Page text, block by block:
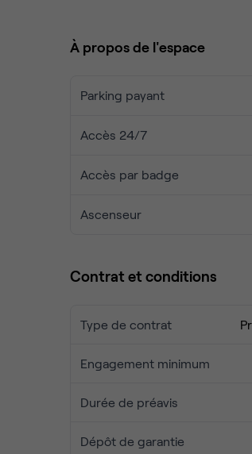
. Accès : Boulevard Stalingrad,
À propos de l'espace
Parking payant
Accès 24/7
Accès par badge
Ascenseur
Contrat et conditions
Type de contrat
Engagement minimum
Durée de préavis
Dépôt de garantie